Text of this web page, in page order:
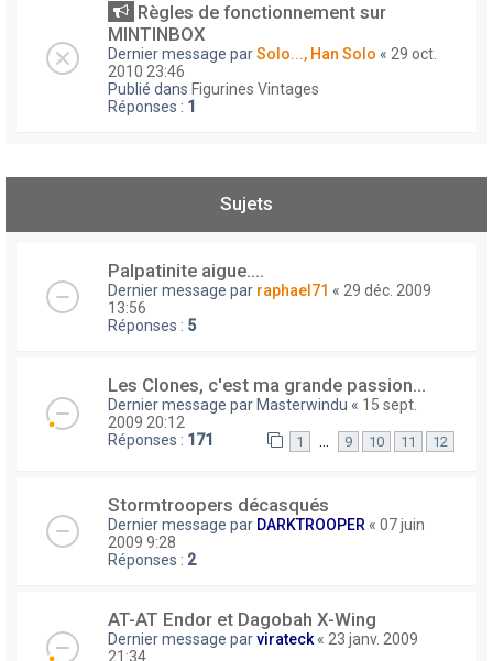
Règles de fonctionnement sur
MINTINBOX
Dernier message parSolo..., Han Solo « 29 oct.
2010 23:46
Publié dans Figurines Vintages
Réponses : 1
Sujets
Palpatinite aigue....
Dernier message par raphael71 « 29 déc. 2009
13:56
Réponses : 5
Les Clones, c'est ma grande passion...
Dernier message par Masterwindu « 15 sept.
2009 20:12
Réponses : 171 1 … 9 10 11 12
Stormtroopers décasqués
Dernier message par DARKTROOPER « 07 juin
2009 9:28
Réponses : 2
AT-AT Endor et Dagobah X-Wing
Dernier message parvirateck« 23 janv. 2009
21:34